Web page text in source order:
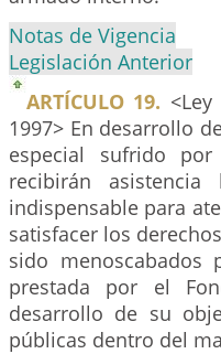
Notas de Vigencia
Legislación Anterior
ARTÍCULO 19.
1997> En desarrollo
especial sufrido
recibirán
indispensable para
satisfacer los
sido menoscabados
prestada por el
desarrollo de su
públicas dentro del